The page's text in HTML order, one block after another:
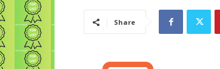
Share